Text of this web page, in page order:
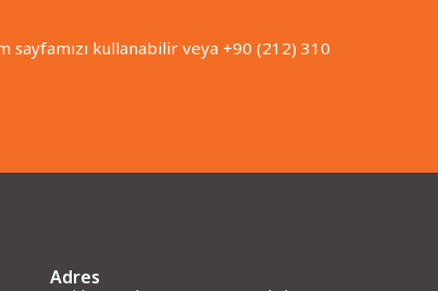
kullanabilir veya +90 (212) 310
Adres